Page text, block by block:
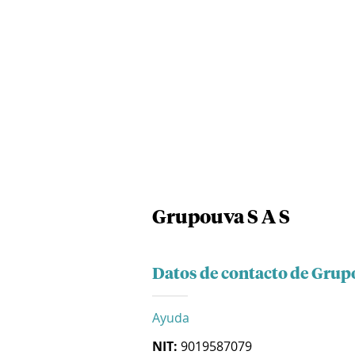
Grupouva S A S
Datos de contacto de
Ayuda
NIT: 9019587079